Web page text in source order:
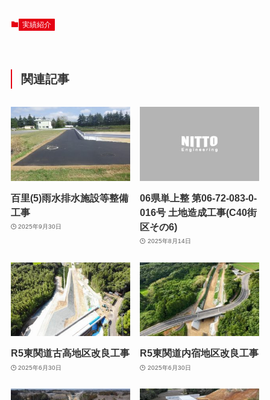
実績紹介
関連記事
百里(5)雨水排水施設等整備
工事
2025年9月30日
06県単上整 第06-72-083-0-
016号 土地造成工事(C40街
区その6)
2025年8月14日
R5東関道古高地区改良工事
2025年6月30日
R5東関道内宿地区改良工事
2025年6月30日